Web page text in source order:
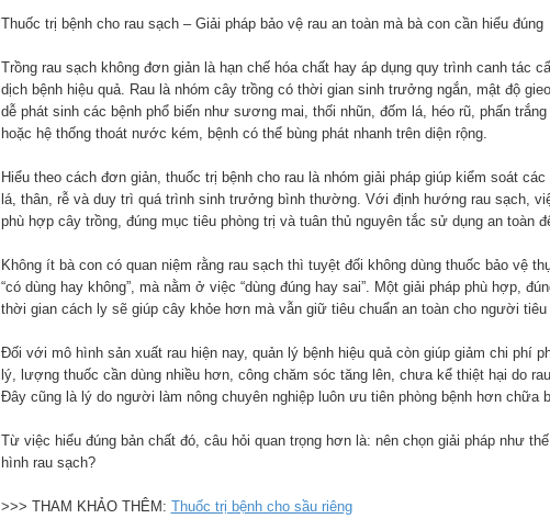
Thuốc trị bệnh cho rau sạch – Giải pháp bảo vệ rau an toàn mà bà con cần hiểu đúng
Trồng rau sạch không đơn giản là hạn chế hóa chất hay áp dụng quy trình canh tác
dịch bệnh hiệu quả. Rau là nhóm cây trồng có thời gian sinh trưởng ngắn, mật độ
dễ phát sinh các bệnh phổ biến như sương mai, thối nhũn, đốm lá, héo rũ, phấn
hoặc hệ thống thoát nước kém, bệnh có thể bùng phát nhanh trên diện rộng.
Hiểu theo cách đơn giản, thuốc trị bệnh cho rau là nhóm giải pháp giúp kiểm soát
lá, thân, rễ và duy trì quá trình sinh trưởng bình thường. Với định hướng rau sạch,
phù hợp cây trồng, đúng mục tiêu phòng trị và tuân thủ nguyên tắc sử dụng an toàn
Không ít bà con có quan niệm rằng rau sạch thì tuyệt đối không dùng thuốc bảo vệ
“có dùng hay không”, mà nằm ở việc “dùng đúng hay sai”. Một giải pháp phù hợp,
thời gian cách ly sẽ giúp cây khỏe hơn mà vẫn giữ tiêu chuẩn an toàn cho người tiêu
Đối với mô hình sản xuất rau hiện nay, quản lý bệnh hiệu quả còn giúp giảm chi phí
lý, lượng thuốc cần dùng nhiều hơn, công chăm sóc tăng lên, chưa kể thiệt hại do
Đây cũng là lý do người làm nông chuyên nghiệp luôn ưu tiên phòng bệnh hơn chữa
Từ việc hiểu đúng bản chất đó, câu hỏi quan trọng hơn là: nên chọn giải pháp như
hình rau sạch?
>>> THAM KHẢO THÊM: Thuốc trị bệnh cho sầu riêng